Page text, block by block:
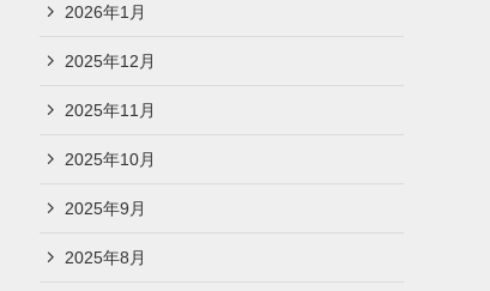
2026年1月
2025年12月
2025年11月
2025年10月
2025年9月
2025年8月